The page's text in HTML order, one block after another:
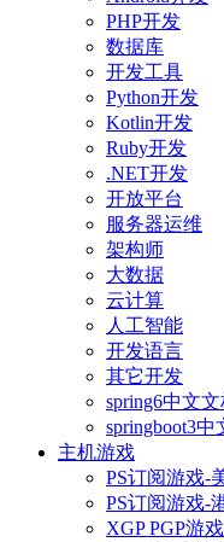
PHP开发
数据库
开发工具
Python开发
Kotlin开发
Ruby开发
.NET开发
开放平台
服务器运维
架构师
大数据
云计算
人工智能
开发语言
其它开发
spring6中文文
springboot3中
主机游戏
PS订阅游戏-
PS订阅游戏-
XGP PGP游戏